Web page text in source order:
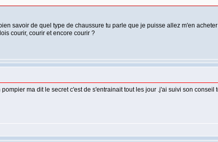
savoir de quel type de chaussure tu parle que je puisse allez m'en
courir, courir et encore courir ?
ma dit le secret c'est de s'entrainait tout les jour .j'ai suivi son